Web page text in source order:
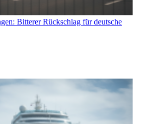
Bitterer Rückschlag für deutsche